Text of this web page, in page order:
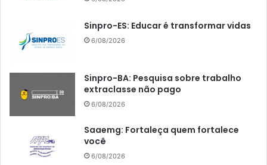
Sinpro-ES: Educar é transformar vidas
6/08/2026
Sinpro-BA: Pesquisa sobre trabalho
extraclasse não pago
6/08/2026
Saaemg: Fortaleça quem fortalece
você
6/08/2026